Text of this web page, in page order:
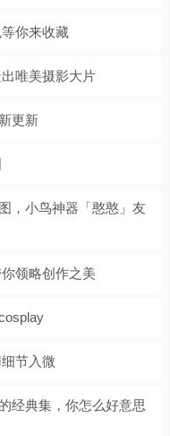
你来收藏
唯美摄影大片
更新
，小鸟神器「憨憨」友
领略创作之美
节入微
经典集，你怎么好意思